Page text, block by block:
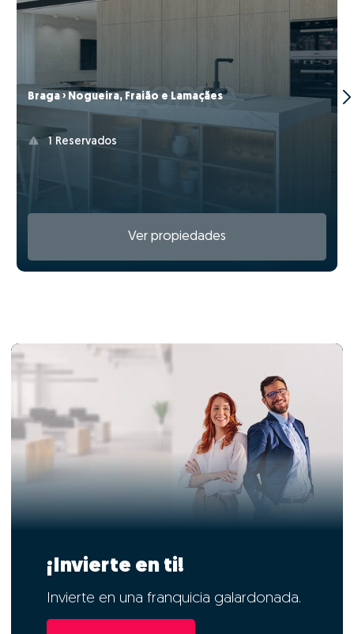
Braga › Nogueira, Fraião e Lamaçães
1 Reservados
Ver propiedades
¡Invierte en ti!
Invierte en una franquicia galardonada.